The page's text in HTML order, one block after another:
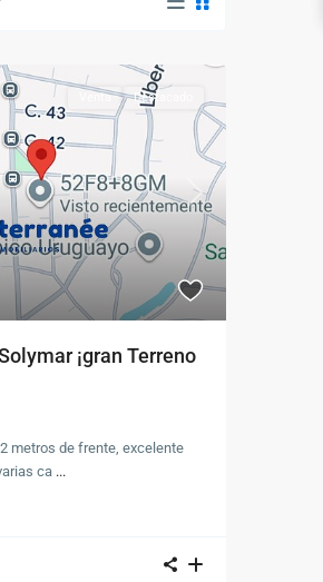
Next
Venta Destacado
¡gran Terreno
metros de frente, excelente
ca ...